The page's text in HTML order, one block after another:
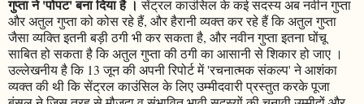
गुप्ता ने 'पोपट' बना दिया है ।सेंट्रल काउंसिल के कई सदस्य अब नवीन गुप्ता
और अतुल गुप्ता को कोस रहे हैं, और हैरानी व्यक्त कर रहे हैं कि अतुल गुप्ता
जैसा व्यक्ति इतनी बड़ी ठगी भी कर सकता है, और नवीन गुप्ता इतना घोंचू
साबित हो सकता है कि अतुल गुप्ता की ठगी का आसानी से शिकार हो जाए ।
उल्लेखनीय है कि 13 जून की अपनी रिपोर्ट में 'रचनात्मक संकल्प' ने आशंका
व्यक्त की थी कि सेंट्रल काउंसिल के लिए उम्मीदवारी प्रस्तुत करके पूजा